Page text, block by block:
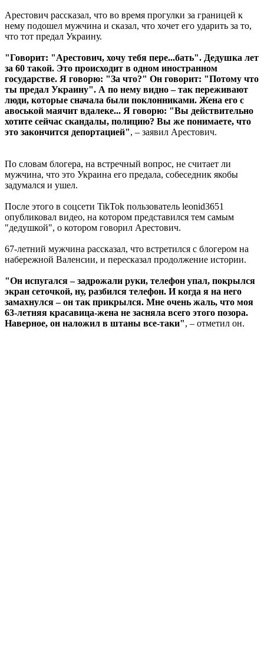
Арестович рассказал, что во время прогулки за границей к
нему подошел мужчина и сказал, что хочет его ударить за то,
что тот предал Украину.
"Говорит: "Арестович, хочу тебя пере...бать". Дедушка лет
за 60 такой. Это происходит в одном иностранном
государстве. Я говорю: "За что?" Он говорит: "Потому что
ты предал Украину". А по нему видно – так переживают
люди, которые сначала были поклонниками. Жена его с
авоськой маячит вдалеке... Я говорю: "Вы действительно
хотите сейчас скандалы, полицию? Вы же понимаете, что
это закончится депортацией", – заявил Арестович.
По словам блогера, на встречный вопрос, не считает ли
мужчина, что это Украина его предала, собеседник якобы
задумался и ушел.
После этого в соцсети TikTok пользователь leonid3651
опубликовал видео, на котором представился тем самым
"дедушкой", о котором говорил Арестович.
67-летний мужчина рассказал, что встретился с блогером на
набережной Валенсии, и пересказал продолжение истории.
"Он испугался – задрожали руки, телефон упал, покрылся
экран сеточкой, ну, разбился телефон. И когда я на него
замахнулся – он так прикрылся. Мне очень жаль, что моя
63-летняя красавица-жена не засняла всего этого позора.
Наверное, он наложил в штаны все-таки", – отметил он.